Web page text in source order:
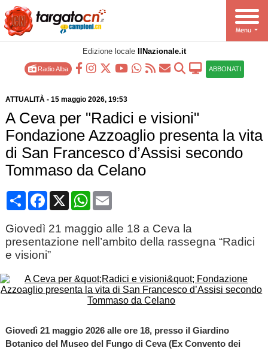
Edizione locale IlNazionale.it
Radio Alba ABBONATI
ATTUALITÀ- 15 maggio 2026, 19:53
A Ceva per "Radici e visioni"
Fondazione Azzoaglio presenta la vita
di San Francesco d’Assisi secondo
Tommaso da Celano
CondividiFacebook
X WhatsApp
Email
Giovedì 21 maggio alle 18 a Ceva la
presentazione nell’ambito della rassegna “Radici
e visioni”
Giovedì 21 maggio 2026 alle ore 18, presso il Giardino
Botanico del Museo del Fungo di Ceva (Ex Convento dei